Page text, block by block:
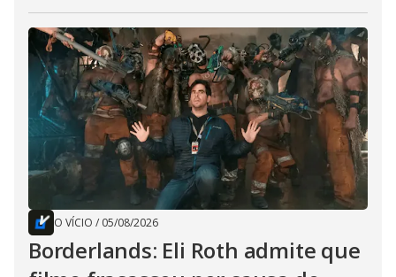
O VÍCIO / 05/08/2026
Borderlands: Eli Roth admite que